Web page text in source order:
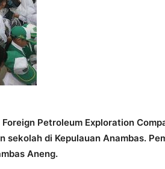
Petroleum Exploration
sekolah di Kepulauan Anambas.
Aneng.